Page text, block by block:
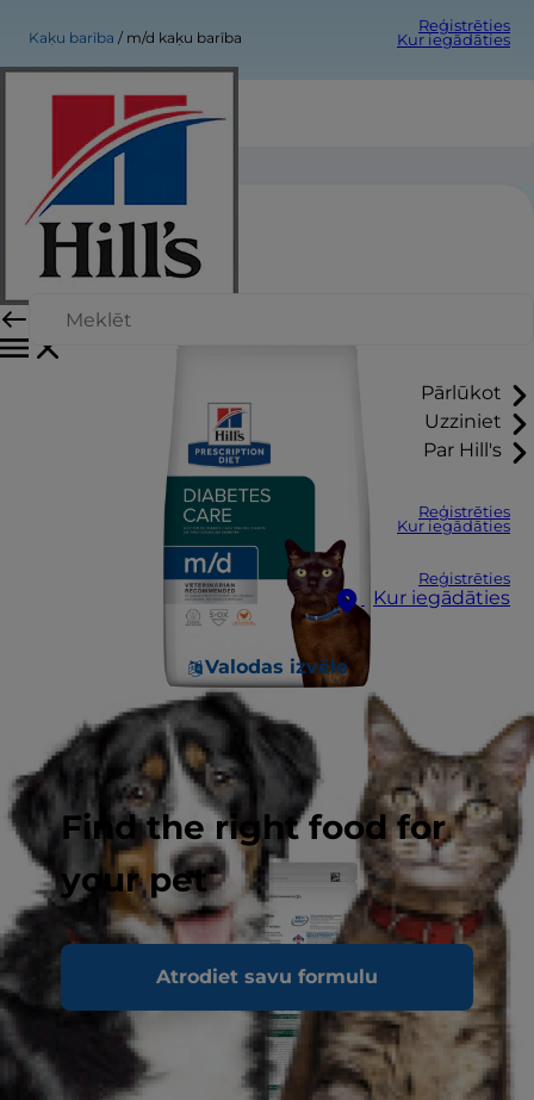
Reģistrēties
Kur iegādāties
Pārlūkot
Uzziniet
Par Hill's
Reģistrēties
Kur iegādāties
Reģistrēties
Kur iegādāties
Valodas izvēle
Find the right food for
your pet
Atrodiet savu formulu
Kaķu barība m/d kaķu barība
m/d kaķu barība